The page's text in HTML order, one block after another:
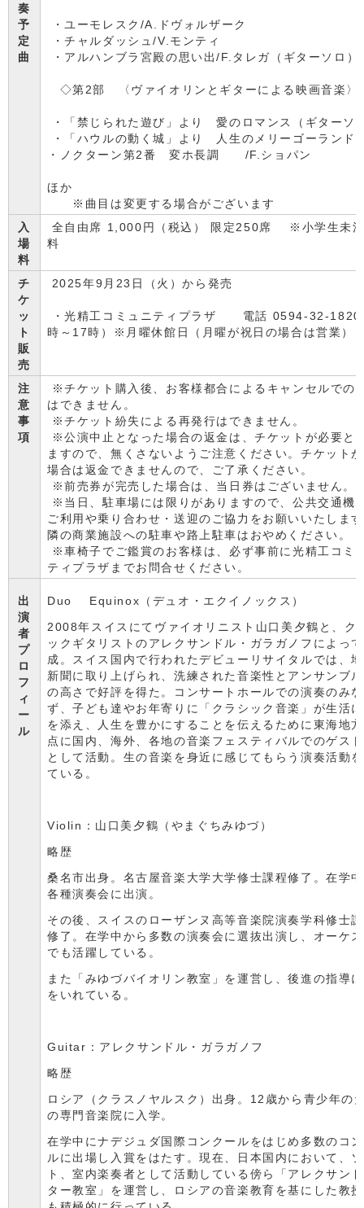
奏
予
定
曲
・ユーモレスク/A.ドヴォルザーク
・チャルダッシュ/V.モンティ
・アルハンブラ宮殿の思い出/F.タレガ（ギターソロ）
◇第2部 〈ヴァイオリンとギターによる映画音楽〉
・「禁じられた遊び」より 愛のロマンス（ギターソ
・「ハウルの動く城」より 人生のメリーゴーランド
・ノクターン第2番 変ホ長調 /F.ショパン
ほか
※曲目は変更する場合がございます
入
場
料
全自由席 1,000円（税込） 限定250席 ※小学生未
料
チ
ケ
ッ
ト
販
売
2025年9月23日（火）から発売
・光精工コミュニティプラザ 電話 0594-32-1820
時～17時）※月曜休館日（月曜が祝日の場合は営業）
注
意
事
項
※チケット購入後、お客様都合によるキャンセルでの
はできません。
※チケット紛失による再発行はできません。
※公演中止となった場合の返金は、チケットが必要と
ますので、無くさないようご注意ください。チケット
場合は返金できませんので、ご了承ください。
※前売券が完売した場合は、当日券はございません。
※当日、駐車場には限りがありますので、公共交通機
ご利用や乗り合わせ・送迎のご協力をお願いいたしま
隣の商業施設への駐車や路上駐車はおやめください。
※車椅子でご鑑賞のお客様は、必ず事前に光精工コミ
ティプラザまでお問合せください。
出
演
者
プ
ロ
フ
ィ
ー
ル
Duo Equinox（デュオ・エクイノックス）
2008年スイスにてヴァイオリニスト山口美夕鶴と、ク
ックギタリストのアレクサンドル・ガラガノフによっ
成。スイス国内で行われたデビューリサイタルでは、
新聞に取り上げられ、洗練された音楽性とアンサンブ
の高さで好評を得た。コンサートホールでの演奏のみ
ず、子ども達やお年寄りに「クラシック音楽」が生活
を添え、人生を豊かにすることを伝えるために東海地
点に国内、海外、各地の音楽フェスティバルでのゲス
として活動。生の音楽を身近に感じてもらう演奏活動
ている。
Violin：山口美夕鶴（やまぐちみゆづ）
略歴
桑名市出身。名古屋音楽大学大学修士課程修了。在学
各種演奏会に出演。
その後、スイスのローザンヌ高等音楽院演奏学科修士
修了。在学中から多数の演奏会に選抜出演し、オーケ
でも活躍している。
また「みゆづバイオリン教室」を運営し、後進の指導
をいれている。
Guitar：アレクサンドル・ガラガノフ
略歴
ロシア（クラスノヤルスク）出身。12歳から青少年の
の専門音楽院に入学。
在学中にナデジュダ国際コンクールをはじめ多数のコ
ルに出場し入賞をはたす。現在、日本国内において、
ト、室内楽奏者として活動している傍ら「アレクサン
ター教室」を運営し、ロシアの音楽教育を基にした教